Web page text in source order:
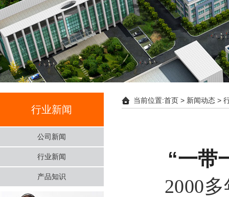
当前位置:首页 > 新闻动态 >
“一带
2000多年
行业新闻
公司新闻
行业新闻
产品知识